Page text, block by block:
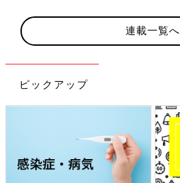
連載一覧へ
ピックアップ